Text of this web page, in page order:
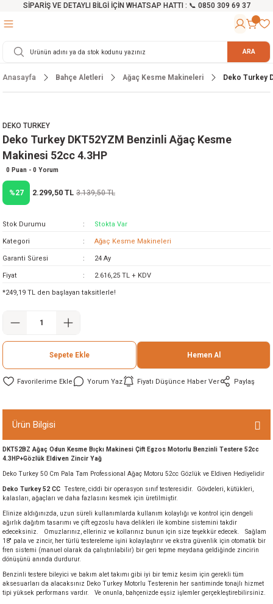
SİPARİŞ VE DETAYLI BİLGİ İÇİN WHATSAP HATTI : 📞 0850 309 69 37
Testereler
Makinesi
Testereler
Cihazları
Mikser
ve Arabalar
Malzemeleri ARA
Anasayfa Bahçe Aletleri Ağaç Kesme Makineleri Deko Turkey
DEKO TURKEY
Deko Turkey DKT52YZM Benzinli Ağaç Kesme
Makinesi 52cc 4.3HP
0 Puan - 0 Yorum
%27 2.299,50 TL 3.139,50 TL
Stok Durumu Stokta Var
Kategori Ağaç Kesme Makineleri
Garanti Süresi 24 Ay
Fiyat 2.616,25 TL + KDV
*249,19 TL den başlayan taksitlerle!
Sepete Ekle Hemen Al
Yorum Yaz Fiyatı Düşünce Haber Ver Paylaş
Ürün Bilgisi
DKT52BZ Ağaç Odun Kesme Bıçkı Makinesi Çift Egzos Motorlu Benzinli Testere 52cc
4.3HP+Gözlük Eldiven Zincir Yağ
Deko Turkey 50 Cm Pala Tam Professional Ağaç Motoru 52cc Gözlük ve Eldiven Hediyelidir
Deko Turkey 52 CC Testere, ciddi bir operasyon sınıf testeresidir. Gövdeleri, kütükleri,
kalasları, ağaçları ve daha fazlasını kesmek için üretilmiştir.
Elinize aldığınızda, uzun süreli kullanımlarda kullanım kolaylığı ve kontrol için dengeli
ağırlık dağıtım tasarımı ve çift egzoslu hava delikleri ile kombine sistemini takdir
edeceksiniz. Omuzlarınız, elleriniz ve kollarınız bunun için size teşekkür edecek. Sağlam
18'' pala ve zincir, her türlü testereleme işini kolaylaştırır ve ekstra güvenlik için otomatik bir
fren sistemi (manuel olarak da çalıştırılabilir) bir geri tepme meydana geldiğinde zincirin
dönüşünü anında durdurur.
Benzinli testere bileyici ve bakım alet takımı gibi iyi bir temiz kesim için gerekli tüm
aksesuarları da alacaksınız Deko Turkey Motorlu Testerenin her santiminde tonajlı hizmet
tipi yüksek performans vardır. Ve onunla, bahçenizde eşsiz işlemler gerçekleştirebilirsiniz.